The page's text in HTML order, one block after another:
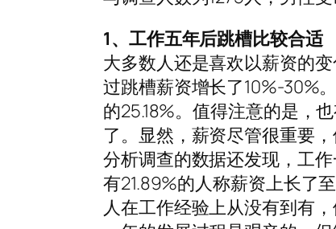
1、工作五年后跳槽比较合适
大多数人还是喜欢以薪资的
过跳槽薪资增长了10%-30%
的25.18%。值得注意的是，
了。显然，薪资尽管很重要
分析调查的数据还发现，工
有21.89%的人称薪资上长了
人在工作经验上从没有到有